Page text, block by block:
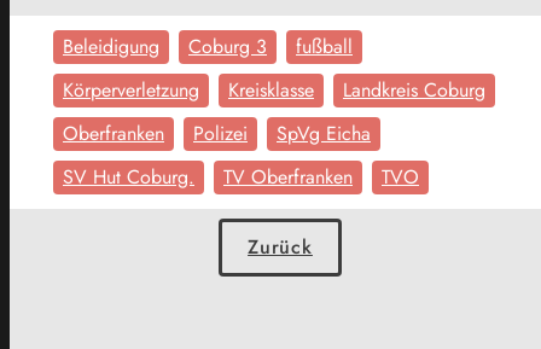
Beleidigung Coburg 3
fußball
Körperverletzung
Kreisklasse
Landkreis Coburg
Oberfranken
Polizei
SpVg Eicha
SV Hut Coburg.
TV Oberfranken TVO
Zurück